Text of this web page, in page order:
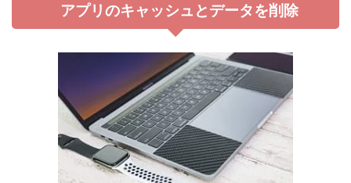
アプリのキャッシュとデータを削除